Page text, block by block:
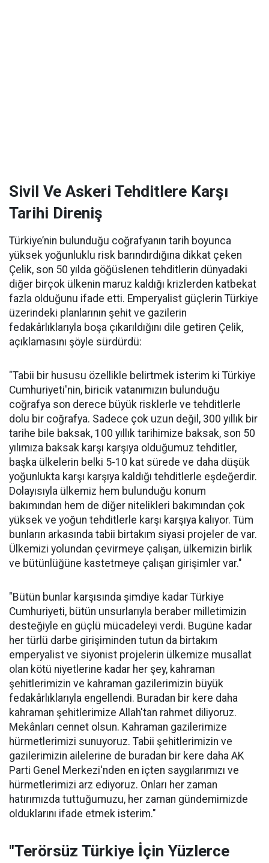
Sivil Ve Askeri Tehditlere Karşı
Tarihi Direniş
Türkiye’nin bulunduğu coğrafyanın tarih boyunca
yüksek yoğunluklu risk barındırdığına dikkat çeken
Çelik, son 50 yılda göğüslenen tehditlerin dünyadaki
diğer birçok ülkenin maruz kaldığı krizlerden katbekat
fazla olduğunu ifade etti. Emperyalist güçlerin Türkiye
üzerindeki planlarının şehit ve gazilerin
fedakârlıklarıyla boşa çıkarıldığını dile getiren Çelik,
açıklamasını şöyle sürdürdü:
"Tabii bir hususu özellikle belirtmek isterim ki Türkiye
Cumhuriyeti'nin, biricik vatanımızın bulunduğu
coğrafya son derece büyük risklerle ve tehditlerle
dolu bir coğrafya. Sadece çok uzun değil, 300 yıllık bir
tarihe bile baksak, 100 yıllık tarihimize baksak, son 50
yılımıza baksak karşı karşıya olduğumuz tehditler,
başka ülkelerin belki 5-10 kat sürede ve daha düşük
yoğunlukta karşı karşıya kaldığı tehditlerle eşdeğerdir.
Dolayısıyla ülkemiz hem bulunduğu konum
bakımından hem de diğer nitelikleri bakımından çok
yüksek ve yoğun tehditlerle karşı karşıya kalıyor. Tüm
bunların arkasında tabii birtakım siyasi projeler de var.
Ülkemizi yolundan çevirmeye çalışan, ülkemizin birlik
ve bütünlüğüne kastetmeye çalışan girişimler var."
"Bütün bunlar karşısında şimdiye kadar Türkiye
Cumhuriyeti, bütün unsurlarıyla beraber milletimizin
desteğiyle en güçlü mücadeleyi verdi. Bugüne kadar
her türlü darbe girişiminden tutun da birtakım
emperyalist ve siyonist projelerin ülkemize musallat
olan kötü niyetlerine kadar her şey, kahraman
şehitlerimizin ve kahraman gazilerimizin büyük
fedakârlıklarıyla engellendi. Buradan bir kere daha
kahraman şehitlerimize Allah'tan rahmet diliyoruz.
Mekânları cennet olsun. Kahraman gazilerimize
hürmetlerimizi sunuyoruz. Tabii şehitlerimizin ve
gazilerimizin ailelerine de buradan bir kere daha AK
Parti Genel Merkezi'nden en içten saygılarımızı ve
hürmetlerimizi arz ediyoruz. Onları her zaman
hatırımızda tuttuğumuzu, her zaman gündemimizde
olduklarını ifade etmek isterim."
"Terörsüz Türkiye İçin Yüzlerce